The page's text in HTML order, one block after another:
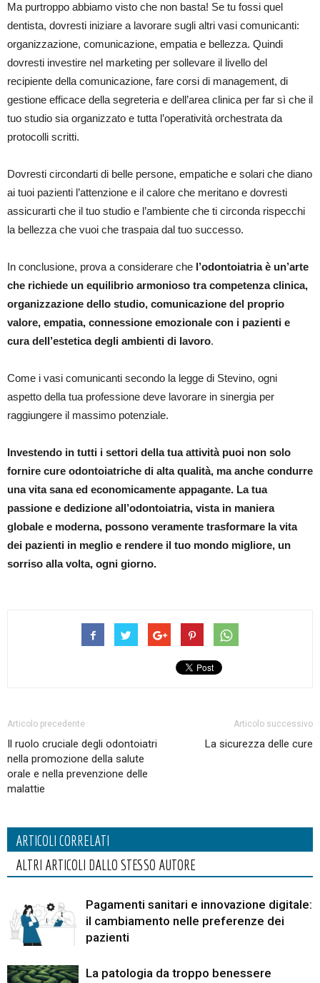
Ma purtroppo abbiamo visto che non basta! Se tu fossi quel
dentista, dovresti iniziare a lavorare sugli altri vasi comunicanti:
organizzazione, comunicazione, empatia e bellezza. Quindi
dovresti investire nel marketing per sollevare il livello del
recipiente della comunicazione, fare corsi di management, di
gestione efficace della segreteria e dell’area clinica per far sì che il
tuo studio sia organizzato e tutta l’operatività orchestrata da
protocolli scritti.
Dovresti circondarti di belle persone, empatiche e solari che diano
ai tuoi pazienti l’attenzione e il calore che meritano e dovresti
assicurarti che il tuo studio e l’ambiente che ti circonda rispecchi
la bellezza che vuoi che traspaia dal tuo successo.
In conclusione, prova a considerare che l’odontoiatria è un’arte
che richiede un equilibrio armonioso tra competenza clinica,
organizzazione dello studio, comunicazione del proprio
valore, empatia, connessione emozionale con i pazienti e
cura dell’estetica degli ambienti di lavoro.
Come i vasi comunicanti secondo la legge di Stevino, ogni
aspetto della tua professione deve lavorare in sinergia per
raggiungere il massimo potenziale.
Investendo in tutti i settori della tua attività puoi non solo
fornire cure odontoiatriche di alta qualità, ma anche condurre
una vita sana ed economicamente appagante. La tua
passione e dedizione all’odontoiatria, vista in maniera
globale e moderna, possono veramente trasformare la vita
dei pazienti in meglio e rendere il tuo mondo migliore, un
sorriso alla volta, ogni giorno.
Articolo precedente
Il ruolo cruciale degli odontoiatri
nella promozione della salute
orale e nella prevenzione delle
malattie
Articolo successivo
La sicurezza delle cure
ARTICOLI CORRELATI
ALTRI ARTICOLI DALLO STESSO AUTORE
Pagamenti sanitari e innovazione digitale:
il cambiamento nelle preferenze dei
pazienti
La patologia da troppo benessere